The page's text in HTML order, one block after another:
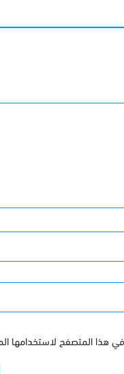
هذا المتصفح لاستخدامها